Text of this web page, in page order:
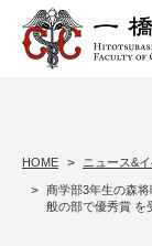
HOME ニュース&
商学部3年生の森
般の部で優秀賞 を